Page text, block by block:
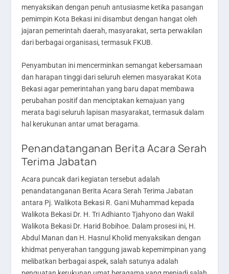
menyaksikan dengan penuh antusiasme ketika pasangan
pemimpin Kota Bekasi ini disambut dengan hangat oleh
jajaran pemerintah daerah, masyarakat, serta perwakilan
dari berbagai organisasi, termasuk FKUB.
Penyambutan ini mencerminkan semangat kebersamaan
dan harapan tinggi dari seluruh elemen masyarakat Kota
Bekasi agar pemerintahan yang baru dapat membawa
perubahan positif dan menciptakan kemajuan yang
merata bagi seluruh lapisan masyarakat, termasuk dalam
hal kerukunan antar umat beragama.
Penandatanganan Berita Acara Serah
Terima Jabatan
Acara puncak dari kegiatan tersebut adalah
penandatanganan Berita Acara Serah Terima Jabatan
antara Pj. Walikota Bekasi R. Gani Muhammad kepada
Walikota Bekasi Dr. H. Tri Adhianto Tjahyono dan Wakil
Walikota Bekasi Dr. Harid Bobihoe. Dalam prosesi ini, H.
Abdul Manan dan H. Hasnul Kholid menyaksikan dengan
khidmat penyerahan tanggung jawab kepemimpinan yang
melibatkan berbagai aspek, salah satunya adalah